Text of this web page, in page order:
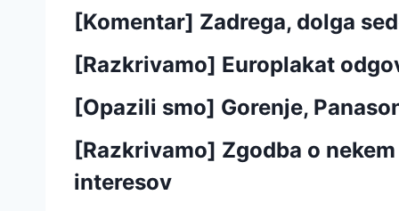
[Komentar] Zadrega, dolga
[Razkrivamo] Europlakat
[Opazili smo] Gorenje,
[Razkrivamo] Zgodba o
interesov